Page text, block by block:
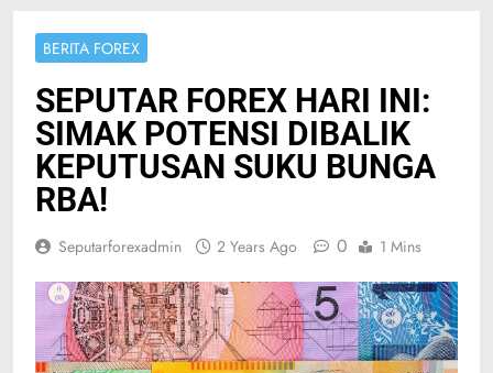
BERITA FOREX
SEPUTAR FOREX HARI INI:
SIMAK POTENSI DIBALIK
KEPUTUSAN SUKU BUNGA
RBA!
Seputarforexadmin 2 Years Ago 0 1 Mins